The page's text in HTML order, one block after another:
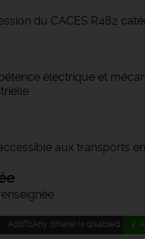
du CACES R482
électrique et
aux transports
AddToAny (share) is disabled. ✓